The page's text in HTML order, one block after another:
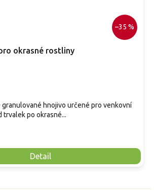
–35 %
okrasné rostliny
Detail
granulované hnojivo určené pro venkovní
trvalek po okrasné...